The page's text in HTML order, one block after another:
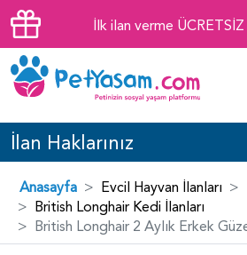
İlk ilan verme ÜCRETSİZ
İlan Haklarınız
Anasayfa Evcil Hayvan İlanları
British Longhair Kedi İlanları
British Longhair 2 Aylık Erkek